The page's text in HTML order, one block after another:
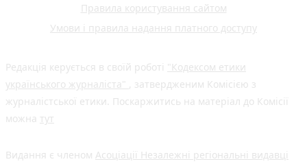
Правила користування сайтом
Умови і правила надання платного доступу
Редакція керується в своїй роботі "Кодексом етики
українського журналіста" , затвердженим Комісією з
журналістської етики. Поскаржитись на матеріал до Комісії
можна тут
Видання є членом Асоціації Незалежні регіональні видавці